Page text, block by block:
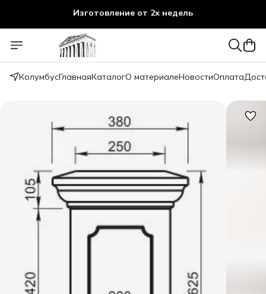
Изготовление от 2х недель
КолумбусГлавнаяКаталогО материалеНовостиОплата